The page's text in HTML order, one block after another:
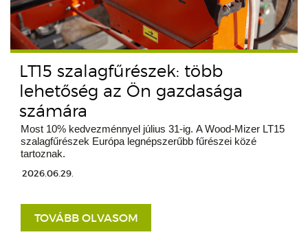
LT15 szalagfűrészek: több
lehetőség az Ön gazdasága
számára
Most 10% kedvezménnyel július 31-ig. A Wood-Mizer LT15
szalagfűrészek Európa legnépszerűbb fűrészei közé
tartoznak.
2026.06.29.
TOVÁBB OLVASOM